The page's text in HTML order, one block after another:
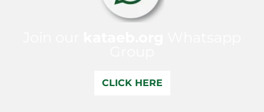
CLICK HERE